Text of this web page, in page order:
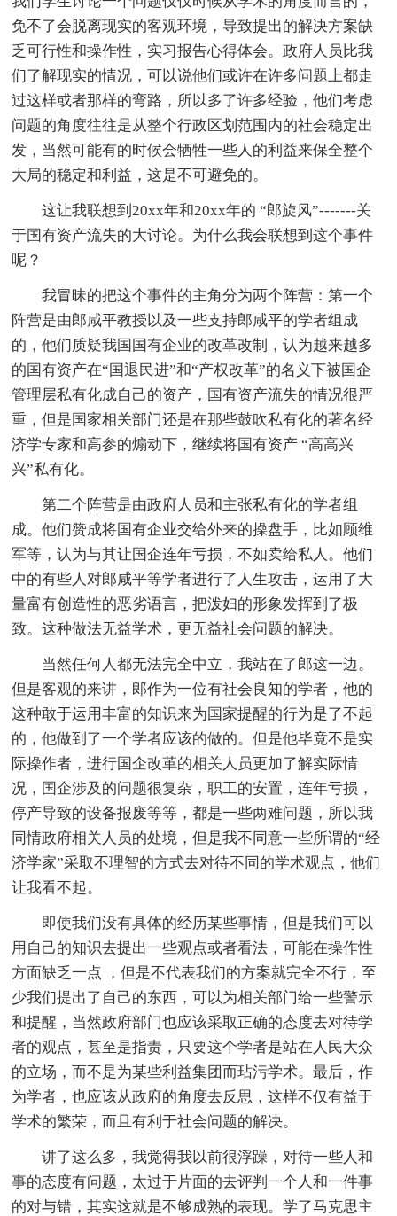
免不了会脱离现实的客观环境，导致提出的解决方案缺
乏可行性和操作性，实习报告心得体会。政府人员比我
们了解现实的情况，可以说他们或许在许多问题上都走
过这样或者那样的弯路，所以多了许多经验，他们考虑
问题的角度往往是从整个行政区划范围内的社会稳定出
发，当然可能有的时候会牺牲一些人的利益来保全整个
大局的稳定和利益，这是不可避免的。
这让我联想到20xx年和20xx年的 “郎旋风”-------关
于国有资产流失的大讨论。为什么我会联想到这个事件
呢？
我冒昧的把这个事件的主角分为两个阵营：第一个
阵营是由郎咸平教授以及一些支持郎咸平的学者组成
的，他们质疑我国国有企业的改革改制，认为越来越多
的国有资产在“国退民进”和“产权改革”的名义下被国企
管理层私有化成自己的资产，国有资产流失的情况很严
重，但是国家相关部门还是在那些鼓吹私有化的著名经
济学专家和高参的煽动下，继续将国有资产 “高高兴
兴”私有化。
第二个阵营是由政府人员和主张私有化的学者组
成。他们赞成将国有企业交给外来的操盘手，比如顾维
军等，认为与其让国企连年亏损，不如卖给私人。他们
中的有些人对郎咸平等学者进行了人生攻击，运用了大
量富有创造性的恶劣语言，把泼妇的形象发挥到了极
致。这种做法无益学术，更无益社会问题的解决。
当然任何人都无法完全中立，我站在了郎这一边。
但是客观的来讲，郎作为一位有社会良知的学者，他的
这种敢于运用丰富的知识来为国家提醒的行为是了不起
的，他做到了一个学者应该的做的。但是他毕竟不是实
际操作者，进行国企改革的相关人员更加了解实际情
况，国企涉及的问题很复杂，职工的安置，连年亏损，
停产导致的设备报废等等，都是一些两难问题，所以我
同情政府相关人员的处境，但是我不同意一些所谓的“经
济学家”采取不理智的方式去对待不同的学术观点，他们
让我看不起。
即使我们没有具体的经历某些事情，但是我们可以
用自己的知识去提出一些观点或者看法，可能在操作性
方面缺乏一点 ，但是不代表我们的方案就完全不行，至
少我们提出了自己的东西，可以为相关部门给一些警示
和提醒，当然政府部门也应该采取正确的态度去对待学
者的观点，甚至是指责，只要这个学者是站在人民大众
的立场，而不是为某些利益集团而玷污学术。最后，作
为学者，也应该从政府的角度去反思，这样不仅有益于
学术的繁荣，而且有利于社会问题的解决。
讲了这么多，我觉得我以前很浮躁，对待一些人和
事的态度有问题，太过于片面的去评判一个人和一件事
的对与错，其实这就是不够成熟的表现。学了马克思主